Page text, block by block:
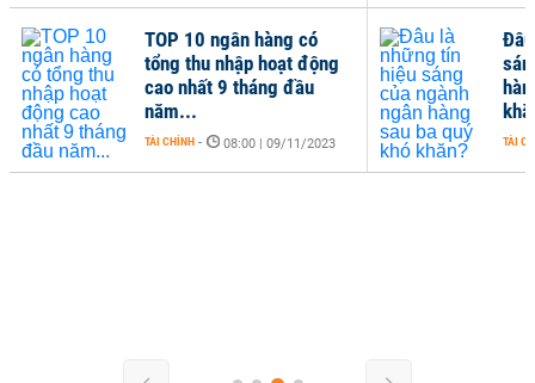
TÀI
TOP 10 ngân hàng có
tổng thu nhập hoạt động
cao nhất 9 tháng đầu
năm...
TÀI CHÍNH - 08:00 | 09/11/2023